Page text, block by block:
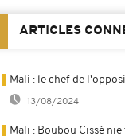
ARTICLES
Mali : le chef de
13/08/2024
Mali : Boubou Cissé